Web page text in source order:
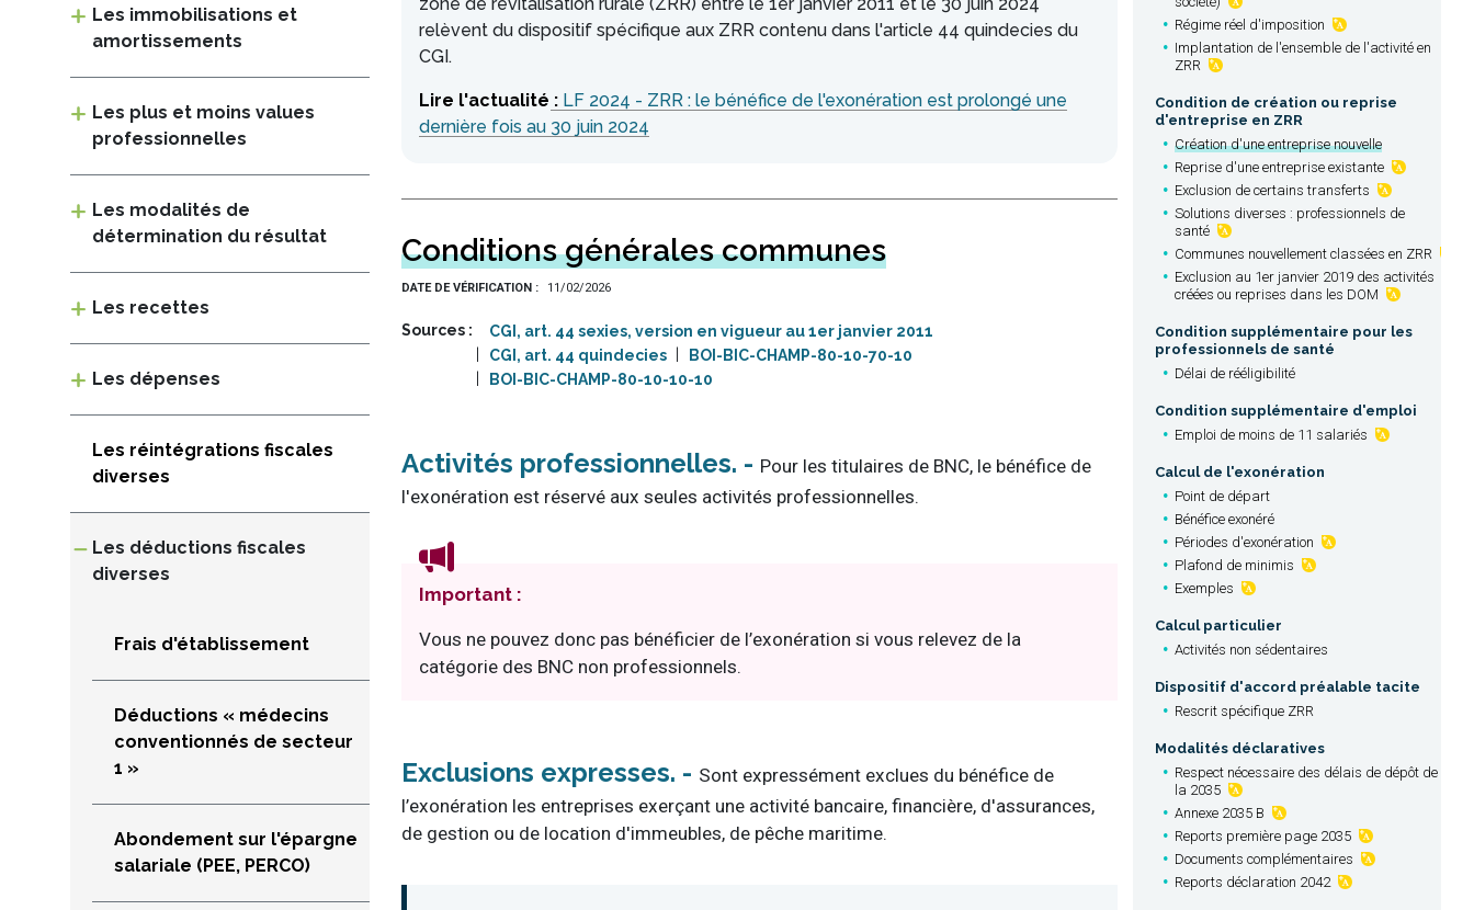
pour
qu'ils
comme
un
seul
un
terme
le
l'exclure
la
recherche.
relèvent du dispositif spécifique aux ZRR contenu dans l'article 44 quindecies du
CGI.
LF 2024 - ZRR : le bénéfice de l'exonération est prolongé une
dernière fois au 30 juin 2024
Conditions générales communes
DATE DE VÉRIFICATION 11/02/2026
Sources
CGI, art. 44 sexies, version en vigueur au 1er janvier 2011
CGI, art. 44 quindecies
BOI-BIC-CHAMP-80-10-70-10
BOI-BIC-CHAMP-80-10-10-10
Activités professionnelles
Pour les titulaires de BNC, le bénéfice de
l'exonération est réservé aux seules activités professionnelles.
Important :
Vous ne pouvez donc pas bénéficier de l’exonération si vous relevez de la
catégorie des BNC non professionnels.
Exclusions expresses
Sont expressément exclues du bénéfice de
l’exonération les entreprises exerçant une activité bancaire, financière, d'assurances,
de gestion ou de location d'immeubles, de pêche maritime.
Régime réel d'imposition
Implantation de l'ensemble de l'activité en
ZRR
Condition de création ou reprise
d'entreprise en ZRR
Création d'une entreprise nouvelle
Reprise d'une entreprise existante
Exclusion de certains transferts
Solutions diverses : professionnels de
santé
Communes nouvellement classées en ZRR
Exclusion au 1er janvier 2019 des activités
créées ou reprises dans les DOM
Condition supplémentaire pour les
professionnels de santé
Délai de rééligibilité
Condition supplémentaire d'emploi
Emploi de moins de 11 salariés
Calcul de l'exonération
Point de départ
Bénéfice exonéré
Périodes d'exonération
Plafond de minimis
Exemples
Calcul particulier
Activités non sédentaires
Dispositif d'accord préalable tacite
Rescrit spécifique ZRR
Modalités déclaratives
Respect nécessaire des délais de dépôt de
la 2035
Annexe 2035 B
Reports première page 2035
Documents complémentaires
Reports déclaration 2042
Les immobilisations et
amortissements
Les plus et moins values
professionnelles
Les modalités de
détermination du résultat
Les recettes
Les dépenses
Les réintégrations fiscales
diverses
Les déductions fiscales
diverses
Frais d'établissement
Déductions « médecins
conventionnés de secteur
1 »
Abondement sur l'épargne
salariale (PEE, PERCO)